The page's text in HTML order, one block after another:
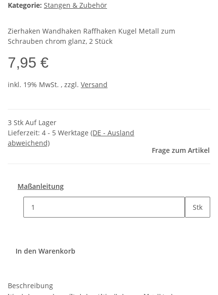
Kategorie: Stangen & Zubehör
Zierhaken Wandhaken Raffhaken Kugel Metall zum
Schrauben chrom glanz, 2 Stück
7,95 €
inkl. 19% MwSt. , zzgl. Versand
3 Stk Auf Lager
Lieferzeit: 4 - 5 Werktage (DE - Ausland
abweichend)
Frage zum Artikel
Maßanleitung
Stk
In den Warenkorb
Beschreibung